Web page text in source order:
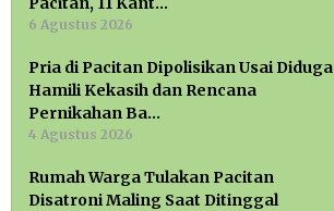
6 Agustus 2026
Pria di Pacitan Dipolisikan Usai Diduga
Hamili Kekasih dan Rencana
Pernikahan Ba…
4 Agustus 2026
Rumah Warga Tulakan Pacitan
Disatroni Maling Saat Ditinggal